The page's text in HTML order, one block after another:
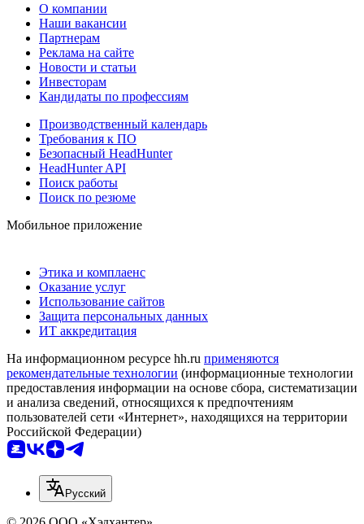
О компании
Наши вакансии
Партнерам
Реклама на сайте
Новости и статьи
Инвесторам
Кандидаты по профессиям
Производственный календарь
Требования к ПО
Безопасный HeadHunter
HeadHunter API
Поиск работы
Поиск по резюме
Мобильное приложение
Этика и комплаенс
Оказание услуг
Использование сайтов
Защита персональных данных
ИТ аккредитация
На информационном ресурсе hh.ru применяются
рекомендательные технологии (информационные технологии
предоставления информации на основе сбора, систематизации
и анализа сведений, относящихся к предпочтениям
пользователей сети «Интернет», находящихся на территории
Российской Федерации)
Русский